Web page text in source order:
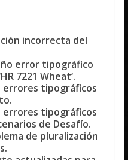
incorrecta del
error tipográfico
HR 7221 Wheat‘.
errores tipográficos
.
errores tipográficos
de Desafío.
de pluralización